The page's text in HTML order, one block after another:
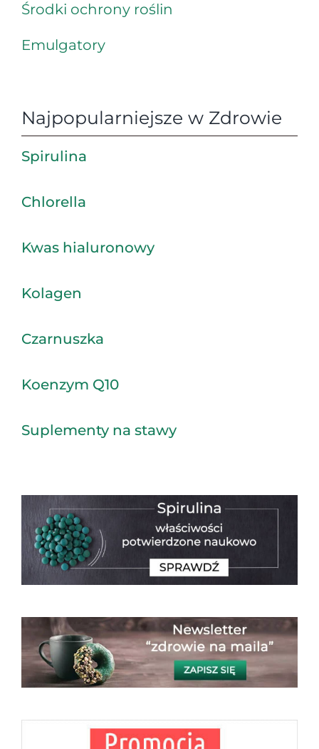
Środki ochrony roślin
Emulgatory
Najpopularniejsze w Zdrowie
Spirulina
Chlorella
Kwas hialuronowy
Kolagen
Czarnuszka
Koenzym Q10
Suplementy na stawy